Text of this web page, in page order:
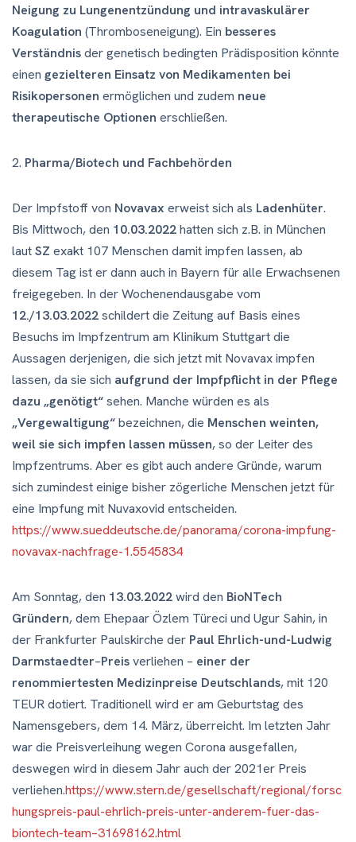
Neigung zu Lungenentzündung und intravaskulärer
Koagulation (Thromboseneigung). Ein besseres
Verständnisder genetisch bedingten Prädisposition könnte
einen gezielteren Einsatz von Medikamenten bei
Risikopersonen ermöglichen und zudem neue
therapeutische Optionen erschließen.
2. Pharma/Biotech und Fachbehörden
Der Impfstoff von Novavax erweist sich als Ladenhüter.
Bis Mittwoch, den 10.03.2022hatten sich z.B. in München
lautSZ exakt 107 Menschen damit impfen lassen, ab
diesem Tag ist er dann auch in Bayern für alle Erwachsenen
freigegeben. In der Wochenendausgabe vom
12./13.03.2022schildert die Zeitung auf Basis eines
Besuchs im Impfzentrum am Klinikum Stuttgart die
Aussagen derjenigen, die sich jetzt mit Novavax impfen
lassen, da sie sich aufgrund der Impfpflicht in der Pflege
dazu „genötigt“sehen. Manche würden es als
„Vergewaltigung“bezeichnen, die Menschen weinten,
weil sie sich impfen lassen müssen, so der Leiter des
Impfzentrums. Aber es gibt auch andere Gründe, warum
sich zumindest einige bisher zögerliche Menschen jetzt für
eine Impfung mit Nuvaxovid entscheiden.
https://www.sueddeutsche.de/panorama/corona-impfung-
novavax-nachfrage-1.5545834
Am Sonntag, den 13.03.2022wird den BioNTech
Gründern, dem Ehepaar Özlem Türeci und Ugur Sahin, in
der Frankfurter Paulskirche der Paul Ehrlich-und-Ludwig
Darmstaedter–Preisverliehen – einer der
renommiertesten Medizinpreise Deutschlands, mit 120
TEUR dotiert. Traditionell wird er am Geburtstag des
Namensgebers, dem 14. März, überreicht. Im letzten Jahr
war die Preisverleihung wegen Corona ausgefallen,
deswegen wird in diesem Jahr auch der 2021er Preis
verliehen.https://www.stern.de/gesellschaft/regional/forsc
hungspreis-paul-ehrlich-preis-unter-anderem-fuer-das-
biontech-team–31698162.html